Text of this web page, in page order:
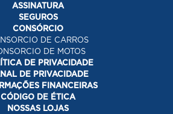
ASSINATURA
SEGUROS
CONSÓRCIO
DE CARROS
DE MOTOS
DE PRIVACIDADE
DE PRIVACIDADE
FINANCEIRAS
CÓDIGO DE ÉTICA
NOSSAS LOJAS